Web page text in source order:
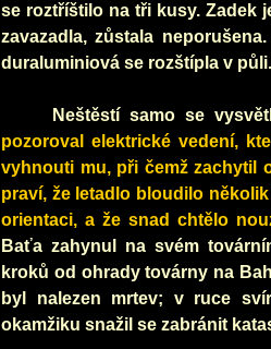
se roztříštilo na tři kusy. Zadek
zavazadla, zůstala
duraluminiová se rozštípla v půli.
Neštěstí samo se
pozoroval elektrické vedení,
vyhnouti mu, při čemž zachytil
praví, že letadlo bloudilo
orientaci, a že snad chtělo
Baťa zahynul na svém
kroků od ohrady továrny na
byl nalezen mrtev; v ruce
okamžiku snažil se zabránit